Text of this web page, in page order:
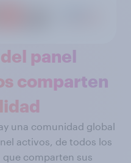
panel
comparten
una comunidad global
activos, de todos los
comparten sus